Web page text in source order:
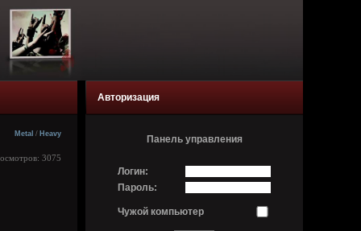
Metal / Heavy
3075
Авторизация
Панель управления
Логин:
Пароль:
Чужой компьютер